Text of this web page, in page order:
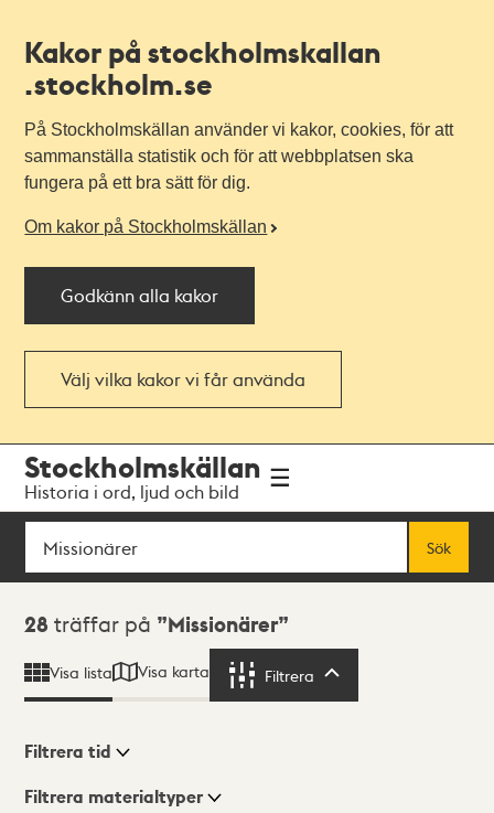
Kakor på stockholmskallan
.stockholm.se
På Stockholmskällan använder vi kakor, cookies, för att
sammanställa statistik och för att webbplatsen ska
fungera på ett bra sätt för dig.
Om kakor på Stockholmskällan
Godkänn alla kakor
Välj vilka kakor vi får använda
navigationen
huvudinnehållet
Stockholmskällan
Historia i ord, ljud och bild
Sök
Sök
Sökresultat
28 träffar på Missionärer
Visa lista Visa karta Filtrera
Visningsläge
Filtrera tid
Filtrera materialtyper